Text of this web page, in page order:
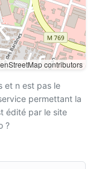
contributors
et n est pas le
permettant la
édité par le site
?